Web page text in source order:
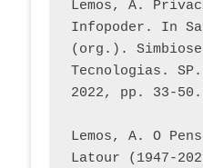
Lemos, A.
Infopoder. In
(org.).
Tecnologias. SP.
2022, pp. 33-50.
Lemos, A. O
Latour (1947-